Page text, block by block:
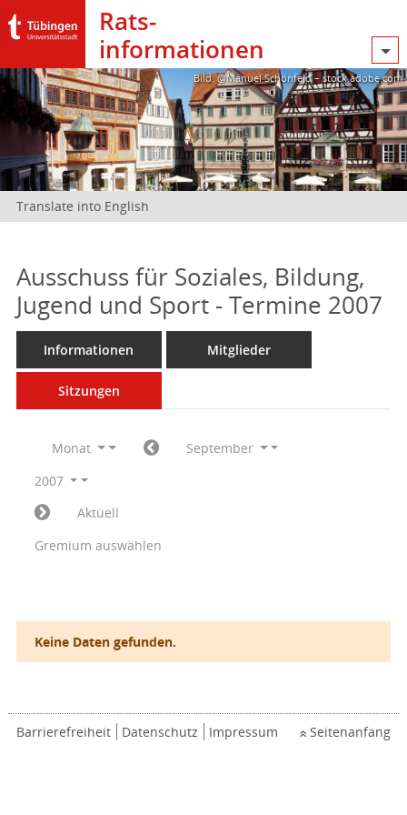
Rats­
informationen
Bild: @Manuel Schönfeld – stock.adobe.com
Translate into English
Ausschuss für Soziales, Bildung,
Jugend und Sport - Termine 2007
Informationen Mitglieder
Sitzungen
Monat
September
2007
Aktuell
Gremium auswählen
Keine Daten gefunden.
Barrierefreiheit Datenschutz Impressum Seitenanfang